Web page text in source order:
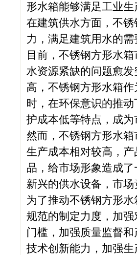
形水箱能够满足工业
在建筑供水方面，不
力，满足建筑用水的需
目前，不锈钢方形水
水资源紧缺的问题愈
高，不锈钢方形水箱
时，在环保意识的推
护成本低等特点，成
然而，不锈钢方形水
生产成本相对较高，
品，给市场形象造成
新兴的供水设备，市
为了推动不锈钢方形
规范的制定力度，加
门槛，加强质量监督
技术创新能力，加强